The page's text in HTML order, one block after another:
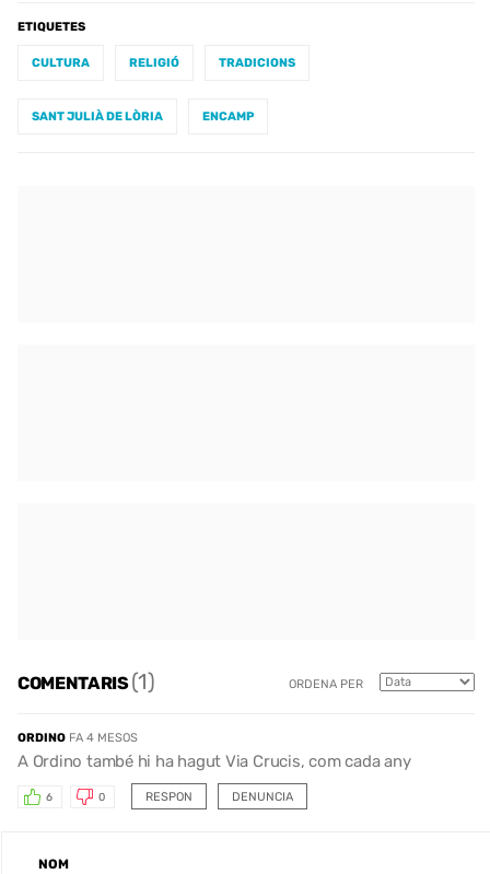
ETIQUETES
CULTURA RELIGIÓ TRADICIONS
SANT JULIÀ DE LÒRIA ENCAMP
COMENTARIS(1) ORDENA PER
ORDINO FA 4 MESOS
A Ordino també hi ha hagut Via Crucis, com cada any
RESPON
6 0 DENUNCIA
NOM